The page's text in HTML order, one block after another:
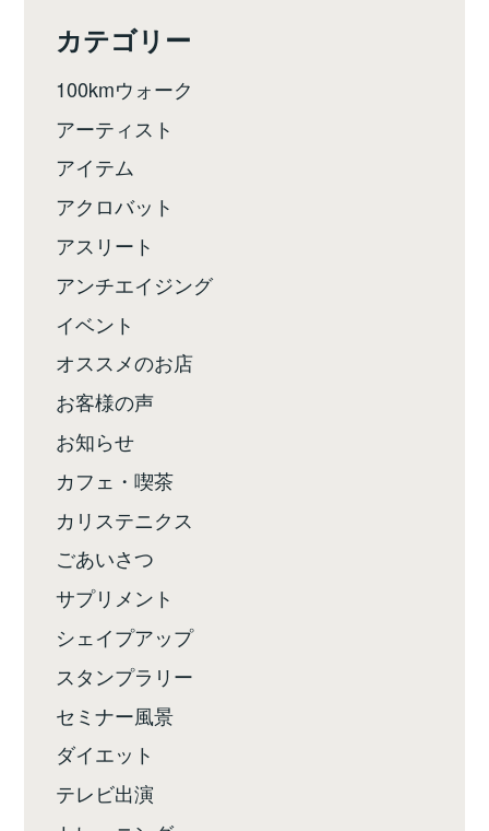
カテゴリー
100kmウォーク
アーティスト
アイテム
アクロバット
アスリート
アンチエイジング
イベント
オススメのお店
お客様の声
お知らせ
カフェ・喫茶
カリステニクス
ごあいさつ
サプリメント
シェイプアップ
スタンプラリー
セミナー風景
ダイエット
テレビ出演